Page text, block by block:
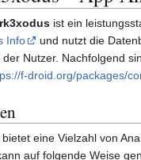
ist ein
Info und nutzt die
Nutzer. Nachfolgend
f-droid.org/packages/
eine Vielzahl von
auf folgende Weise